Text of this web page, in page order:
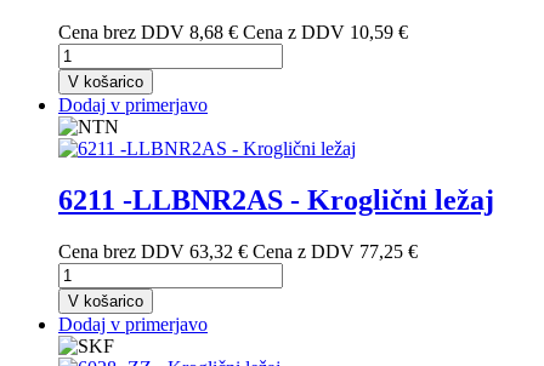
Cena brez DDV 8,68 € Cena z DDV 10,59 €
V košarico
Dodaj v primerjavo
6211 -LLBNR2AS - Kroglični ležaj
Cena brez DDV 63,32 € Cena z DDV 77,25 €
V košarico
Dodaj v primerjavo